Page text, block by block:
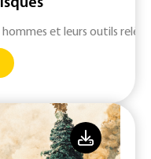
et leurs outils